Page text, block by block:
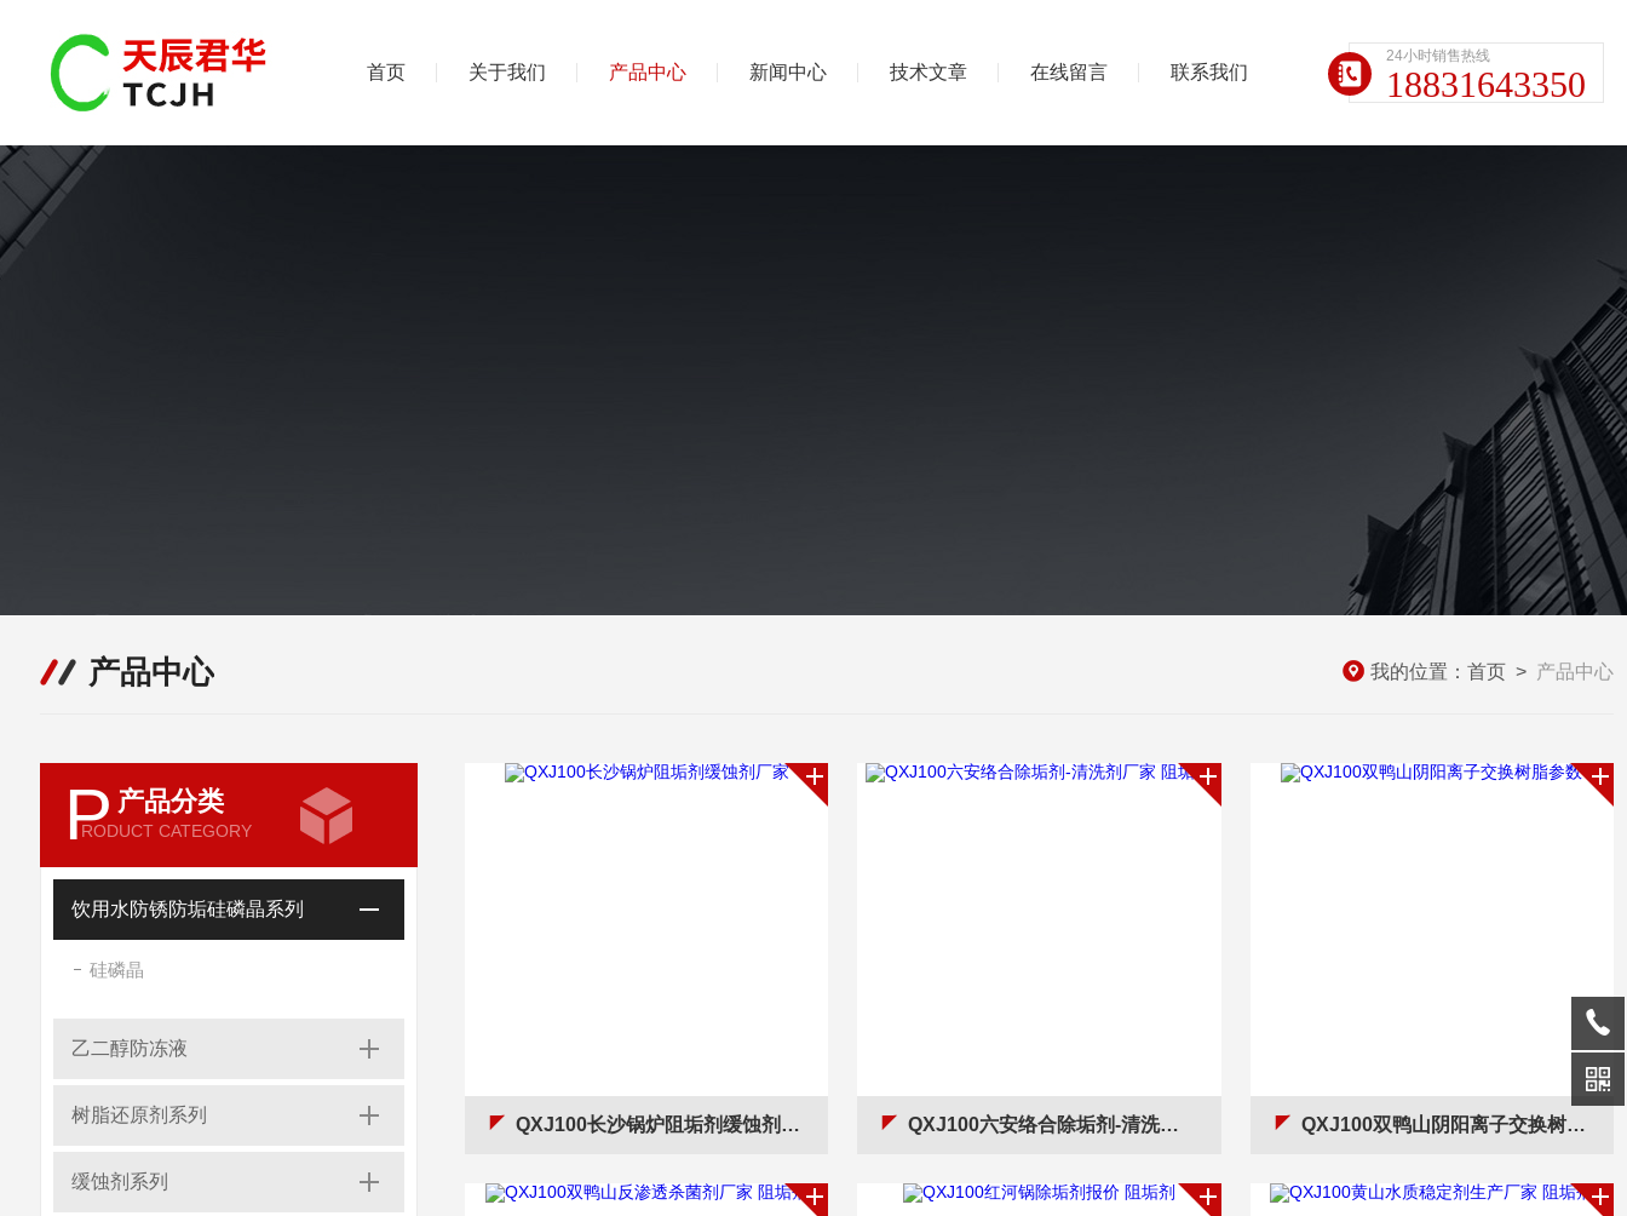
首页 关于我们 产品中心 新闻中心 技术文章 在线留言 联系我们
24小时销售热线
18831643350
产品中心 我的位置： 首页 > 产品中心
P 产品分类
RODUCT CATEGORY
饮用水防锈防垢硅磷晶系列
硅磷晶
乙二醇防冻液
树脂还原剂系列
缓蚀剂系列
QXJ100长沙锅炉阻垢剂缓蚀剂厂家 QXJ100六安络合除垢剂-清洗剂厂家 阻垢剂 QXJ100双鸭山阴阳离子交换树脂参数